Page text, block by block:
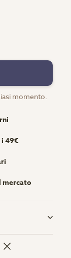
momento.
49€
mercato
pollo, fiocchi